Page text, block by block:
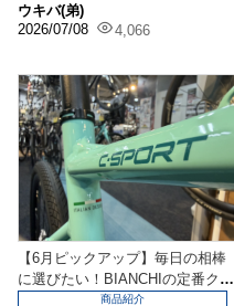
ウキバ(弟)
2026/07/08
4,066
【6月ピックアップ】毎日の相棒
に選びたい！BIANCHIの定番クロ
スバイク「C・...
商品紹介